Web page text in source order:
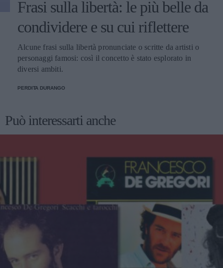
Frasi sulla libertà: le più belle da
condividere e su cui riflettere
Alcune frasi sulla libertà pronunciate o scritte da artisti o
personaggi famosi: così il concetto è stato esplorato in
diversi ambiti.
PERDITA DURANGO
Può interessarti anche